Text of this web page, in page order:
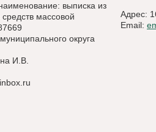
выписка из
массовой
округа
И.В.
Адрес:
Email: